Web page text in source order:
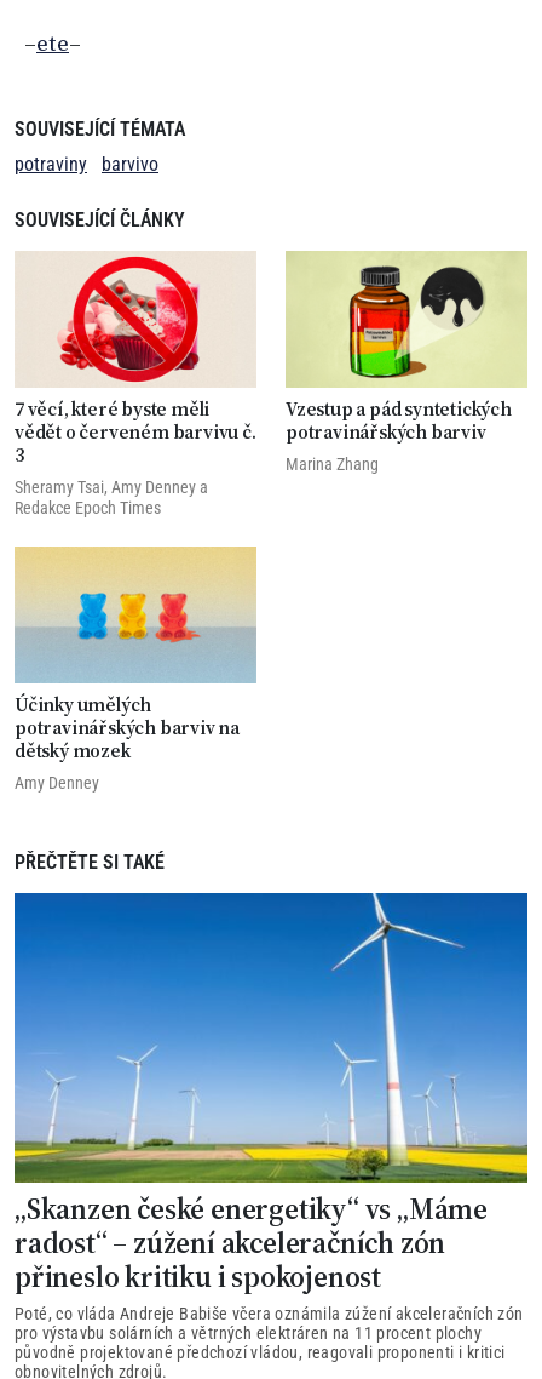
–ete–
SOUVISEJÍCÍ TÉMATA
potraviny
barvivo
SOUVISEJÍCÍ ČLÁNKY
7 věcí, které byste měli
vědět o červeném barvivu č.
3
Sheramy Tsai, Amy Denney a
Redakce Epoch Times
Vzestup a pád syntetických
potravinářských barviv
Marina Zhang
Účinky umělých
potravinářských barviv na
dětský mozek
Amy Denney
PŘEČTĚTE SI TAKÉ
„Skanzen české energetiky“ vs „Máme
radost“ – zúžení akceleračních zón
přineslo kritiku i spokojenost
Poté, co vláda Andreje Babiše včera oznámila zúžení akceleračních zón
pro výstavbu solárních a větrných elektráren na 11 procent plochy
původně projektované předchozí vládou, reagovali proponenti i kritici
obnovitelných zdrojů.